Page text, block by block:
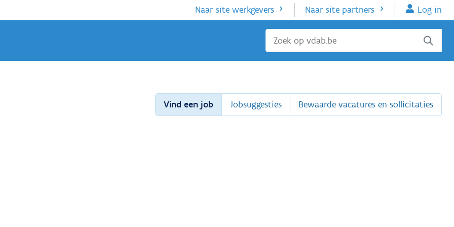
Naar site werkgevers Naar site partners Log in
Sluiten
Vind een job Jobsuggesties Bewaarde vacatures en sollicitaties